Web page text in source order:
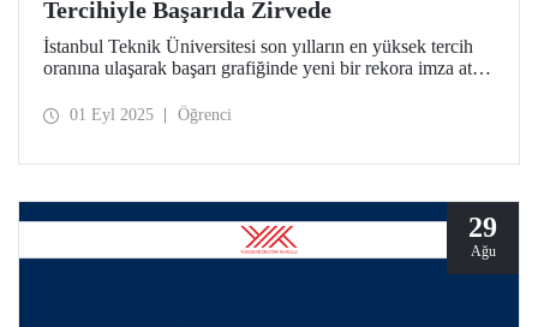
Tercihiyle Başarıda Zirvede
İstanbul Teknik Üniversitesi son yılların en yüksek tercih
oranına ulaşarak başarı grafiğinde yeni bir rekora imza attı.
öğrenci İTÜ’yü tercih etti.
01 Eyl 2025 Öğrenci
29
Ağu